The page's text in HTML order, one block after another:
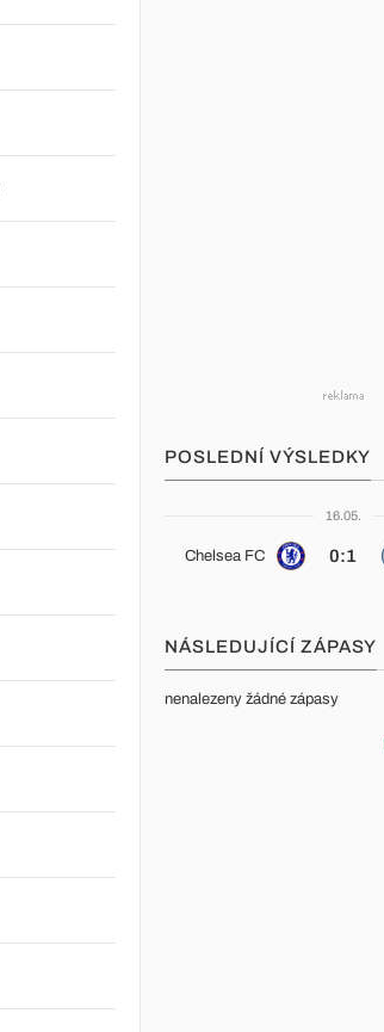
POSLEDNÍ VÝSLEDKY
16.05.
Chelsea FC 0:1
NÁSLEDUJÍCÍ ZÁPASY
nenalezeny žádné zápasy